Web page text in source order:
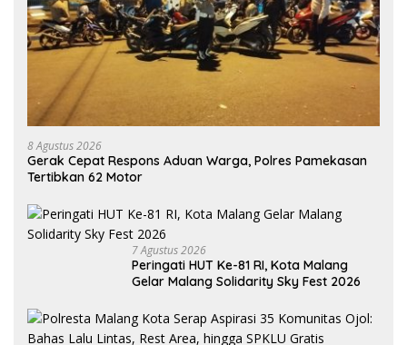
8 Agustus 2026
Gerak Cepat Respons Aduan Warga, Polres Pamekasan
Tertibkan 62 Motor
7 Agustus 2026
Peringati HUT Ke-81 RI, Kota Malang
Gelar Malang Solidarity Sky Fest 2026